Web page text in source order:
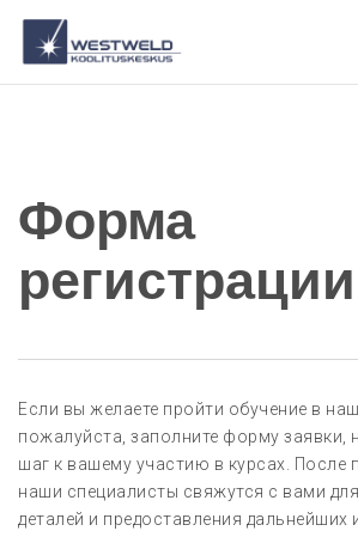
Форма
регистрации
Если вы желаете пройти обучение в
пожалуйста, заполните форму заявки,
шаг к вашему участию в курсах. После
наши специалисты свяжутся с вами
деталей и предоставления дальнейших